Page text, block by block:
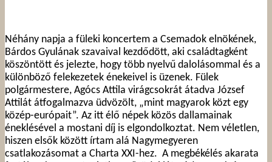
Néhány napja a füleki koncertem a Csemadok elnökének,
Bárdos Gyulának szavaival kezdődött, aki családtagként
köszöntött és jelezte, hogy több nyelvű dalolásommal és a
különböző felekezetek énekeivel is üzenek. Fülek
polgármestere, Agócs Attila virágcsokrát átadva József
Attilát átfogalmazva üdvözölt, „mint magyarok közt egy
közép-európait”. Az itt élő népek közös dallamainak
éneklésével a mostani díj is elgondolkoztat. Nem véletlen,
hiszen elsők között írtam alá Nagymegyeren
csatlakozásomat a Charta XXI-hez. A megbékélés akarata